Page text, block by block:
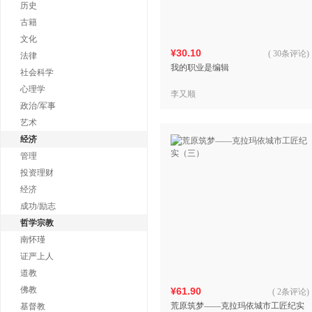
历史
古籍
文化
法律
社会科学
心理学
政治/军事
艺术
经济
管理
投资理财
经济
成功/励志
哲学宗教
南怀瑾
证严上人
道教
佛教
基督教
¥30.10
我的职业是编辑
( 30条评论)
李又顺
¥61.90
荒原筑梦——克拉玛依城市工匠纪实
( 2条评论)